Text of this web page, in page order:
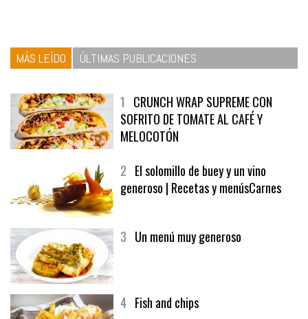
1CRUNCH WRAP SUPREME CON
SOFRITO DE TOMATE AL CAFÉ Y
MELOCOTÓN
2El solomillo de buey y un vino